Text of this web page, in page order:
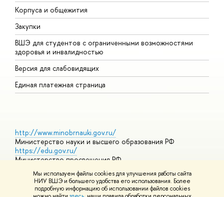
Мы используем файлы cookies для улучшения работы сайта
НИУ ВШЭ и большего удобства его использования. Более
подробную информацию об использовании файлов cookies
Корпуса и общежития
Закупки
ВШЭ для студентов с ограниченными возможностями
здоровья и инвалидностью
Версия для слабовидящих
Единая платежная страница
http://www.minobrnauki.gov.ru/
Министерство науки и высшего образования РФ
https://edu.gov.ru/
Министерство просвещения РФ
https://elearning.hse.ru/mooc
Массовые открытые онлайн-курсы